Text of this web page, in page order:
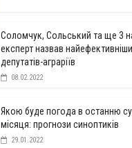
Соломчук, Сольський та ще 3
експерт назвав
депутатів-аграріїв
08.02.2022
Якою буде погода в останню
місяця: прогнози синоптиків
29.01.2022